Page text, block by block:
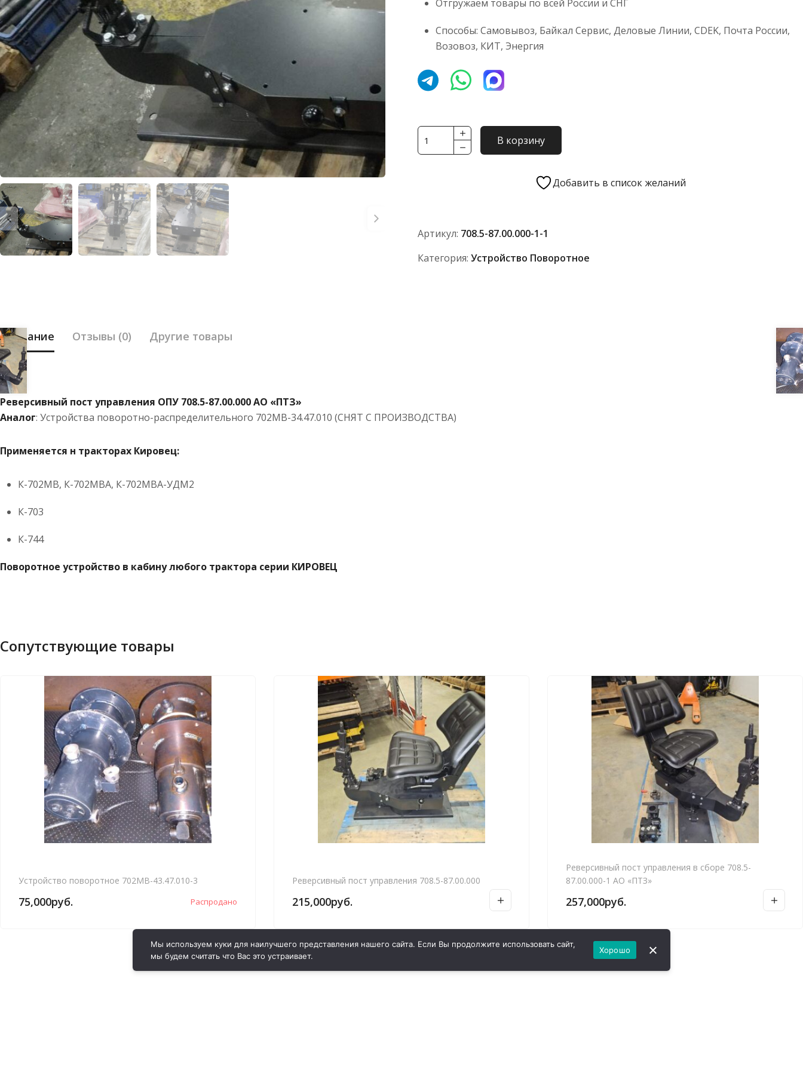
Отгружаем товары по всей России и СНГ
Способы: Самовывоз, Байкал Сервис, Деловые Линии, CDEK, Почта России,
Возовоз, КИТ, Энергия
Количество
товара
87.00.000
АО
В корзину
Добавить в список желаний
Артикул: 708.5-87.00.000-1-1
Категория: Устройство Поворотное
Описание Отзывы (0) Другие товары
Реверсивный пост управления ОПУ 708.5-87.00.000 АО «ПТЗ»
Аналог: Устройства поворотно-распределительного 702МВ-34.47.010 (СНЯТ С ПРОИЗВОДСТВА)
Применяется н тракторах Кировец:
К-702МВ, К-702МВА, К-702МВА-УДМ2
К-703
К-744
Поворотное устройство в кабину любого трактора серии КИРОВЕЦ
Сопутствующие товары
Устройство поворотное 702МВ-43.47.010-3
75,000руб. Распродано
Реверсивный пост управления 708.5-87.00.000
215,000руб.
Реверсивный пост управления в сборе 708.5-
87.00.000-1 АО «ПТЗ»
257,000руб.
Мы используем куки для наилучшего представления нашего сайта. Если Вы продолжите использовать сайт,
мы будем считать что Вас это устраивает.
Хорошо